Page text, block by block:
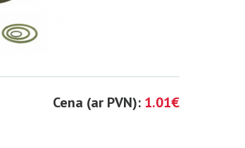
Cena (ar PVN): 1.01€